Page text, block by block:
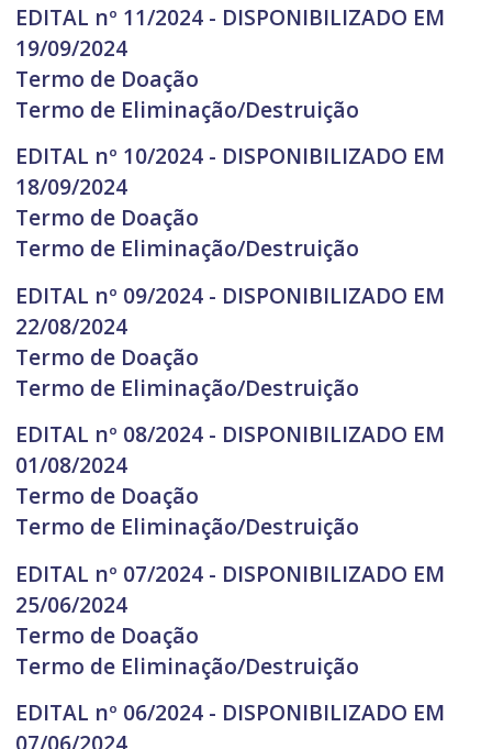
EDITAL nº 11/2024 - DISPONIBILIZADO EM
19/09/2024
Termo de Doação
Termo de Eliminação/Destruição
EDITAL nº 10/2024 - DISPONIBILIZADO EM
18/09/2024
Termo de Doação
Termo de Eliminação/Destruição
EDITAL nº 09/2024 - DISPONIBILIZADO EM
22/08/2024
Termo de Doação
Termo de Eliminação/Destruição
EDITAL nº 08/2024 - DISPONIBILIZADO EM
01/08/2024
Termo de Doação
Termo de Eliminação/Destruição
EDITAL nº 07/2024 - DISPONIBILIZADO EM
25/06/2024
Termo de Doação
Termo de Eliminação/Destruição
EDITAL nº 06/2024 - DISPONIBILIZADO EM
07/06/2024